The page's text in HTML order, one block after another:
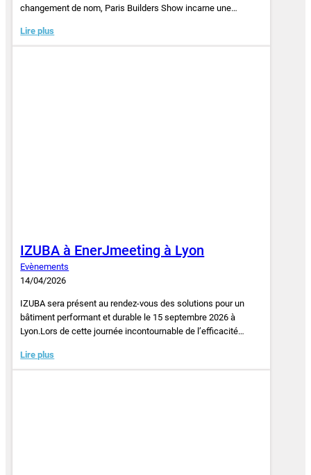
changement de nom, Paris Builders Show incarne une…
Lire plus
IZUBA à EnerJmeeting à Lyon
Evènements
14/04/2026
IZUBA sera présent au rendez-vous des solutions pour un
bâtiment performant et durable le 15 septembre 2026 à
Lyon.Lors de cette journée incontournable de l’efficacité…
Lire plus